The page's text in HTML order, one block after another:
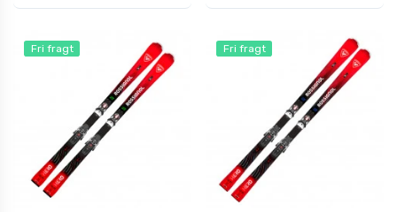
Fri fragt Fri fragt